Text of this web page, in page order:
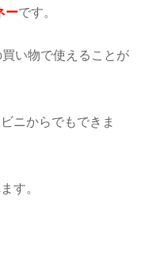
ーです。
い物で使えることが
ニからでもできま
す。